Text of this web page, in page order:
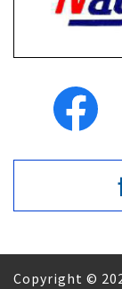
Copyright ©